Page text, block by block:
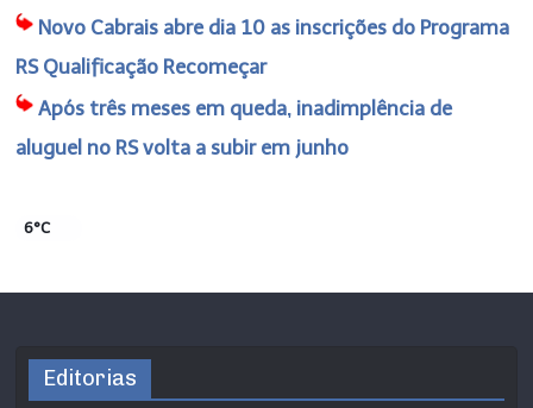
Novo Cabrais abre dia 10 as inscrições do Programa
RS Qualificação Recomeçar
Após três meses em queda, inadimplência de
aluguel no RS volta a subir em junho
6°C
Editorias